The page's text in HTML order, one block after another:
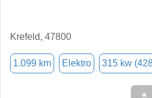
Krefeld, 47800
1.099 km Elektro 315 kw
★